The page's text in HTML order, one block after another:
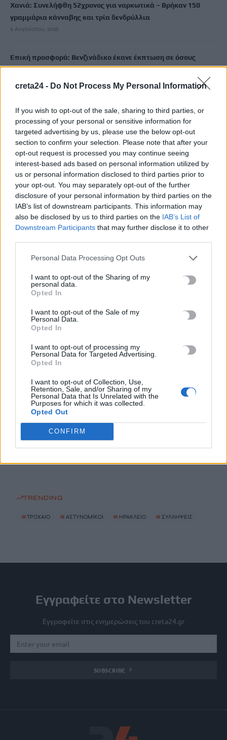
creta24 - Do Not Process My Personal Information
If you wish to opt-out of the sale, sharing to third parties, or
processing of your personal or sensitive information for
targeted advertising by us, please use the below opt-out
section to confirm your selection. Please note that after your
opt-out request is processed you may continue seeing
interest-based ads based on personal information utilized by
us or personal information disclosed to third parties prior to
your opt-out. You may separately opt-out of the further
disclosure of your personal information by third parties on the
IAB’s list of downstream participants. This information may
also be disclosed by us to third parties on the IAB’s List of
Downstream Participants that may further disclose it to other
Personal Data Processing Opt Outs
I want to opt-out of the Sharing of my
personal data.
Opted In
I want to opt-out of the Sale of my
Personal Data.
Opted In
I want to opt-out of processing my
Personal Data for Targeted Advertising.
Opted In
I want to opt-out of Collection, Use,
Retention, Sale, and/or Sharing of my
Personal Data that Is Unrelated with the
Purposes for which it was collected.
Opted Out
CONFIRM
Χανιά: Συνελήφθη 52χρονος για ναρκωτικά – Βρήκαν 150
γραμμάρια κάνναβης και τρία δενδρύλλια
9 Αυγούστου, 2026
Επική προσφορά: Βενζινάδικο έκανε έκπτωση σε όσους
χόρευαν μέχρι το ταμείο
Πώς έγινε το τροχαίο στην Αθηνών-Σουνίου με δύο
αστυνομικούς τραυματίες
9 Αυγούστου, 2026
Ηράκλειο: Δύο συλλήψεις για ναρκωτικά – Βρήκαν σχεδόν
μισό κιλό κάνναβης σε σπίτι
9 Αυγούστου, 2026
Χανιά: 17χρονη κατήγγειλε ότι ο πρώην της την κλείδωσε σε
σπίτι – Οι φωνές της κινητοποίησαν τους γείτονες
«Εντικ» -Χτυπούσαν με αγριότητα τα θύματά τους
9 Αυγούστου, 2026
Γερμανία: Εθεάθησαν drones πάνω από στρατιωτική βάση-
Φυλάσσονται Patriot κι ανταλλακτικά εξοπλισμών
η εξάρτηση από την εποχικότητα
9 Αυγούστου, 2026
Ιράν: Ο Πεζεσκιάν υποστηρίζει ότι «τώρα είναι η καλύτερη
στιγμή» για συμφωνία – «Να βγούμε από το ούτε πόλεμος
ούτε ειρήνη»
TRENDING
#ΤΡΟΧΑΙΟ # ΑΣΤΥΝΟΜΙΚΟΙ # ΗΡΑΚΛΕΙΟ # ΣΥΛΛΗΨΕΙΣ
Εγγραφείτε στο Newsletter
Εγγραφείτε στις ενημερώσεις του creta24.gr
SUBSCRIBE